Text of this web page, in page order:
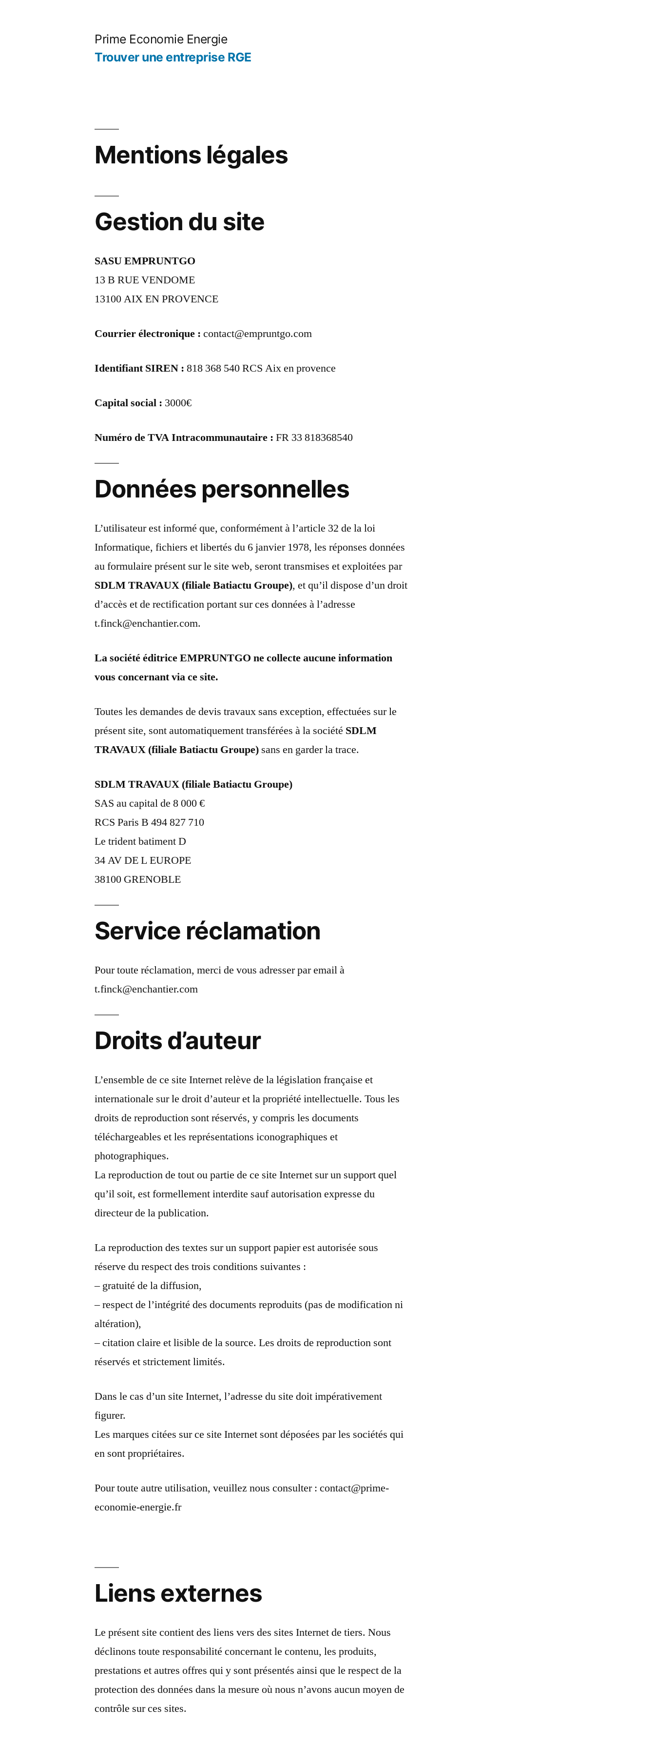
Prime Economie Energie
Trouver une entreprise RGE
Mentions légales
Gestion du site
SASU EMPRUNTGO
13 B RUE VENDOME
13100 AIX EN PROVENCE
Courrier électronique : contact@empruntgo.com
Identifiant SIREN : 818 368 540 RCS Aix en provence
Capital social : 3000€
Numéro de TVA Intracommunautaire : FR 33 818368540
Données personnelles
L’utilisateur est informé que, conformément à l’article 32 de la loi
Informatique, fichiers et libertés du 6 janvier 1978, les réponses données
au formulaire présent sur le site web, seront transmises et exploitées par
SDLM TRAVAUX (filiale Batiactu Groupe), et qu’il dispose d’un droit
d’accès et de rectification portant sur ces données à l’adresse
t.finck@enchantier.com.
La société éditrice EMPRUNTGO ne collecte aucune information
vous concernant via ce site.
Toutes les demandes de devis travaux sans exception, effectuées sur le
présent site, sont automatiquement transférées à la société SDLM
TRAVAUX (filiale Batiactu Groupe) sans en garder la trace.
SDLM TRAVAUX (filiale Batiactu Groupe)
SAS au capital de 8 000 €
RCS Paris B 494 827 710
Le trident batiment D
34 AV DE L EUROPE
38100 GRENOBLE
Service réclamation
Pour toute réclamation, merci de vous adresser par email à
t.finck@enchantier.com
Droits d’auteur
L’ensemble de ce site Internet relève de la législation française et
internationale sur le droit d’auteur et la propriété intellectuelle. Tous les
droits de reproduction sont réservés, y compris les documents
téléchargeables et les représentations iconographiques et
photographiques.
La reproduction de tout ou partie de ce site Internet sur un support quel
qu’il soit, est formellement interdite sauf autorisation expresse du
directeur de la publication.
La reproduction des textes sur un support papier est autorisée sous
réserve du respect des trois conditions suivantes :
– gratuité de la diffusion,
– respect de l’intégrité des documents reproduits (pas de modification ni
altération),
– citation claire et lisible de la source. Les droits de reproduction sont
réservés et strictement limités.
Dans le cas d’un site Internet, l’adresse du site doit impérativement
figurer.
Les marques citées sur ce site Internet sont déposées par les sociétés qui
en sont propriétaires.
Pour toute autre utilisation, veuillez nous consulter : contact@prime-
economie-energie.fr
Liens externes
Le présent site contient des liens vers des sites Internet de tiers. Nous
déclinons toute responsabilité concernant le contenu, les produits,
prestations et autres offres qui y sont présentés ainsi que le respect de la
protection des données dans la mesure où nous n’avons aucun moyen de
contrôle sur ces sites.